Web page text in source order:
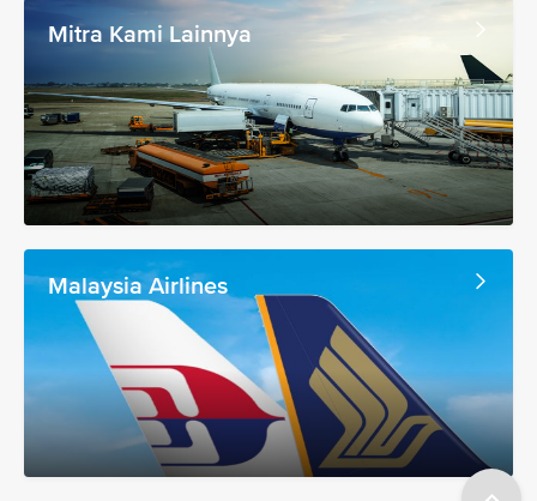
Mitra Kami Lainnya
Malaysia Airlines